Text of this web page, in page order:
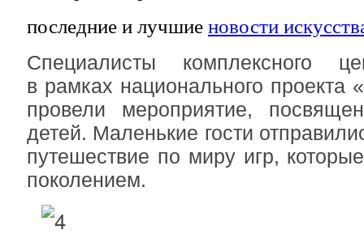
последние и лучшие новости
Специалисты комплексного
в рамках национального проекта
провели мероприятие,
детей. Маленькие гости
путешествие по миру игр,
поколением.